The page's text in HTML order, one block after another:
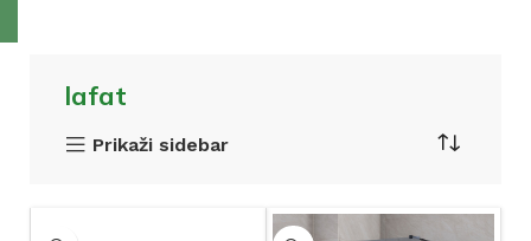
lafat
Prikaži sidebar